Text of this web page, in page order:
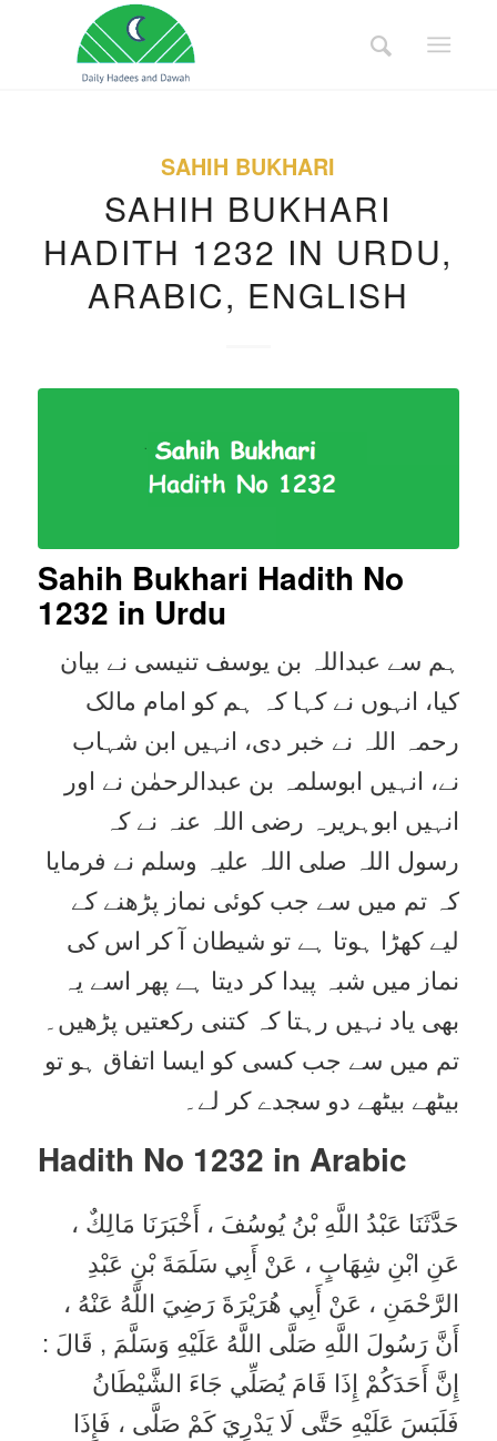
SAHIH BUKHARI
SAHIH BUKHARI
HADITH 1232 IN URDU,
ARABIC, ENGLISH
Sahih Bukhari Hadith No
1232 in Urdu
ہم سے عبداللہ بن یوسف تنیسی نے بیان
کیا، انہوں نے کہا کہ ہم کو امام مالک
رحمہ اللہ نے خبر دی، انہیں ابن شہاب
نے، انہیں ابوسلمہ بن عبدالرحمٰن نے اور
انہیں ابوہریرہ رضی اللہ عنہ نے کہ
رسول اللہ صلی اللہ علیہ وسلم نے فرمایا
کہ تم میں سے جب کوئی نماز پڑھنے کے
لیے کھڑا ہوتا ہے تو شیطان آ کر اس کی
نماز میں شبہ پیدا کر دیتا ہے پھر اسے یہ
بھی یاد نہیں رہتا کہ کتنی رکعتیں پڑھیں۔
تم میں سے جب کسی کو ایسا اتفاق ہو تو
بیٹھے بیٹھے دو سجدے کر لے۔
Hadith No 1232 in Arabic
حَدَّثَنَا عَبْدُ اللَّهِ بْنُ يُوسُفَ ، أَخْبَرَنَا مَالِكٌ ،
عَنِ ابْنِ شِهَابٍ ، عَنْ أَبِي سَلَمَةَ بْنِ عَبْدِ
الرَّحْمَنِ ، عَنْ أَبِي هُرَيْرَةَ رَضِيَ اللَّهُ عَنْهُ ،
أَنَّ رَسُولَ اللَّهِ صَلَّى اللَّهُ عَلَيْهِ وَسَلَّمَ , قَالَ :
إِنَّ أَحَدَكُمْ إِذَا قَامَ يُصَلِّي جَاءَ الشَّيْطَانُ
فَلَبَسَ عَلَيْهِ حَتَّى لَا يَدْرِيَ كَمْ صَلَّى ، فَإِذَا